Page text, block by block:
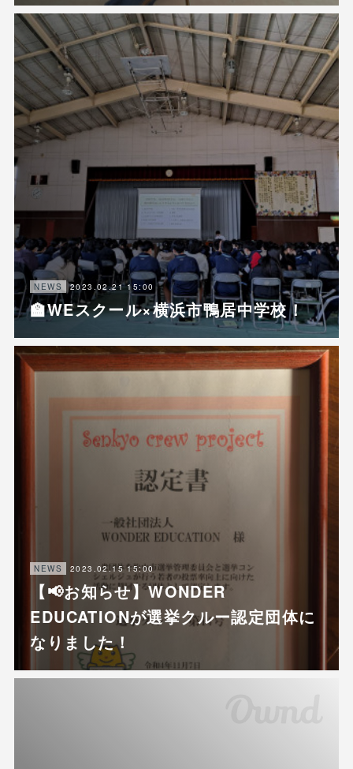
NEWS 2023.02.21 15:00
🏫WEスクール×横浜市鴨居中学校！
NEWS 2023.02.15 15:00
【📢お知らせ】WONDER
EDUCATIONが選挙クルー認定団体に
なりました！